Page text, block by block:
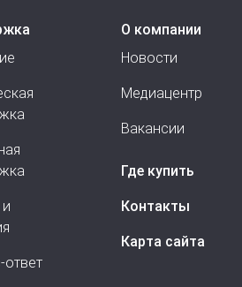
О компании
Новости
Медиацентр
Вакансии
Где купить
Контакты
Карта сайта